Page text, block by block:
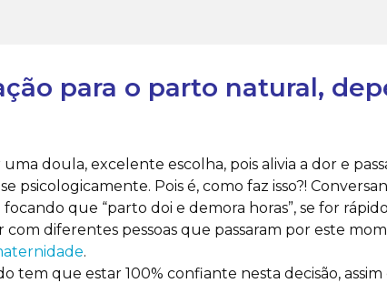
para o parto natural,
doula, excelente escolha, pois alivia a dor e
psicologicamente. Pois é, como faz isso?!
que “parto doi e demora horas”, se for
com diferentes pessoas que passaram por este
.
tem que estar 100% confiante nesta decisão,